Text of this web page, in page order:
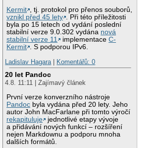
Kermit , tj. protokol pro přenos souborů,
vznikl před 45 lety . Při této příležitosti
byla po 15 letech od vydání poslední
stabilní verze 9.0.302 vydána nová
stabilní verze 11
implementaceC-
Kermit . S podporou IPv6.
Ladislav Hagara | Komentářů: 0
20 let Pandoc
4.8. 11:11 | Zajímavý článek
První verze konverzního nástroje
Pandoc byla vydána před 20 lety. Jeho
autor John MacFarlane při tomto výročí
rekapituluje
jednotlivé etapy vývoje
a přidávání nových funkcí – rozšíření
nejen Markdownu a podporu mnoha
dalších formátů.